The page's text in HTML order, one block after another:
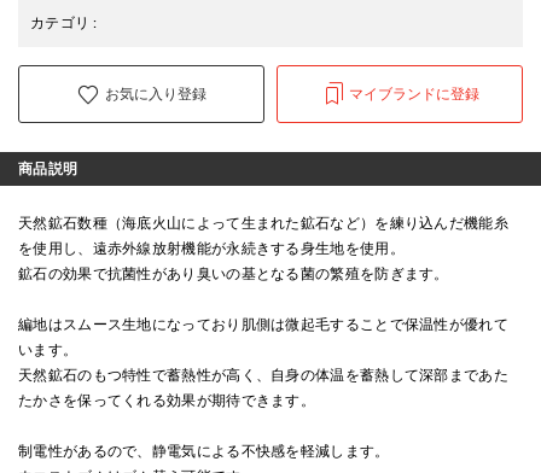
カテゴリ :
お気に入り登録 マイブランドに登録
商品説明
天然鉱石数種（海底火山によって生まれた鉱石など）を練り込んだ機能糸
を使用し、遠赤外線放射機能が永続きする身生地を使用。
鉱石の効果で抗菌性があり臭いの基となる菌の繁殖を防ぎます。
編地はスムース生地になっており肌側は微起毛することで保温性が優れて
います。
天然鉱石のもつ特性で蓄熱性が高く、自身の体温を蓄熱して深部まであた
たかさを保ってくれる効果が期待できます。
制電性があるので、静電気による不快感を軽減します。